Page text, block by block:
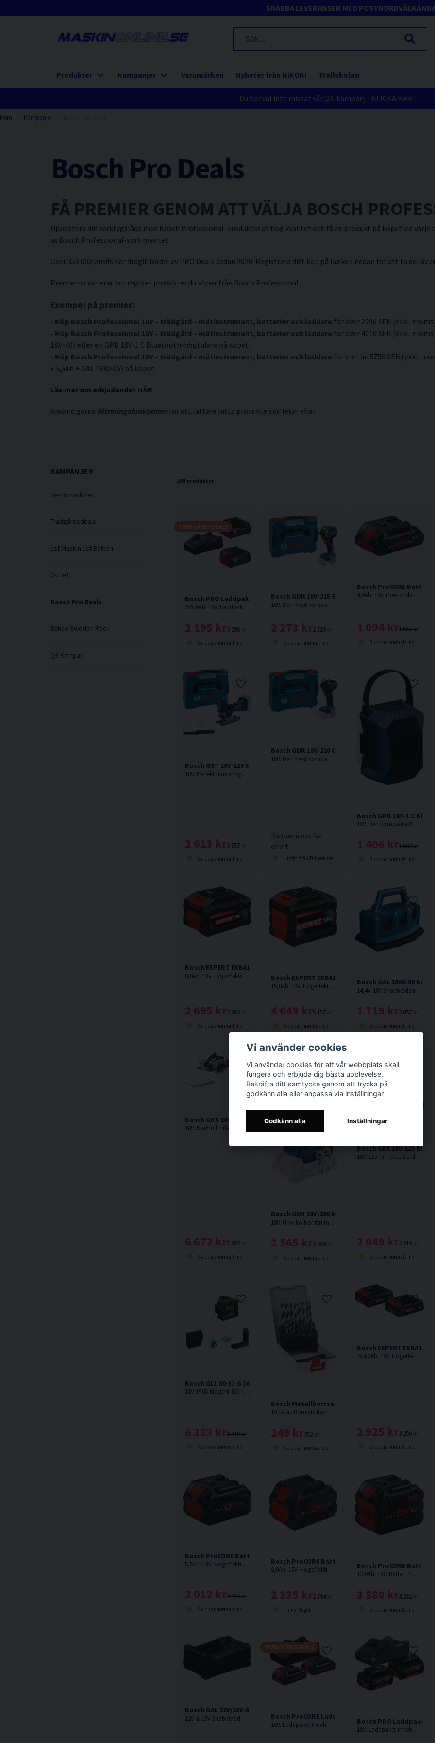
SNABBA LEVERANSER MED POSTNORD
Produkter Kampanjer Varumärken Nyheter från HiKOKI Trallskolan
Du har väl inte missat vår Q3-kampanj - KLICKA HÄR!
Hem Kampanjer
Bosch Pro Deals
FÅ PREMIER GENOM ATT VÄLJA BOSCH
Uppdatera din verktygslåda med Bosch Professional-produkter av hög kvalitet och få en produkt på köpet vid varje
av Bosch Professional-sortimentet.
Över 350 000 proffs har dragit fördel av PRO Deals sedan 2020. Registrera ditt köp på länken nedan för att ta del av
Premierna varierar hur mycket produkter du köper från Bosch Professional.
Exempel på premier:
- Köp Bosch Professional 18V – trädgård – mätinstrument, batterier och laddare för över 2290 SEK (exkl.
- Köp Bosch Professional 18V – trädgård – mätinstrument, batterier och laddare för över 4010 SEK (exkl.
18V-40) eller en GPB 18V-1 C Bluetooth-högtalare på köpet.
- Köp Bosch Professional 18V – trädgård – mätinstrument, batterier och laddare för mer än 5750 SEK (exkl.
x 5,5Ah + GAL 1880 CV) på köpet.
Läs mer om erbjudandet HÄR
Använd gärna filtreringsfunktionen för att lättare hitta produkten du letar efter.
KAMPANJER
Demomaskiner
Trädgårdsdeals
1st Maskin 1st Batteri
Outlet
Bosch Pro Deals
Bahco Sweden Rock
Q3 Kampanj
265 produkter
Bosch PRO Laddpaket (2x5,0Ah)
2x5,0Ah. 18V. Laddpaket från Bosch med 2st batterier och 1st laddare.
3 295 kr
2 195 kr
Skickas normalt inom 1-3 dagar
TRÄDGÅRDSDEALS
Bosch GDR 18V-215 Slagskruvdragare 18V L-BOXX
18V. Den mest kompakta 18 V-slagskruvdragaren från Bosch Professional. Levereras utan batteri och laddare.
2 719 kr
2 273 kr
Skickas normalt inom 1-3 dagar
Bosch ProCORE Batteri
4,0Ah. 18V. Prestanda hos ett standardbatteri i den mest kompakta storleken och lägsta vikten
1 557 kr
1 094 kr
Skickas normalt inom 1-3 dagar
Bosch GST 18V-125 S Sticksåg 18V L-BOXX
18V. Perfekt hantering vid de mest krävande sågningar i alla positioner. Levereras utan batteri & laddare.
3 957 kr
2 613 kr
Skickas normalt inom 1-3 dagar
Bosch GDR 18V-220 C Slagskruvdragare 18V L-BOXX
18V. Den mest kompakta 18 V-slagskruvdragaren från Bosch Professional. Levereras utan batteri och laddare.
Kontakta oss för
offert
Utgått från Tillverkare
Bosch GPB 18V-1 C
18V. Den kompakta Bluetooth®-högtalaren för arbetsplatsen med fantastiskt ljud för din arbetsdag från Bosch. Levereras utan batteri och laddare.
1 682 kr
1 406 kr
Skickas normalt inom 1-3 dagar
Bosch EXPERT EXBA18V-80 Batteri 18V (8,0Ah)
8,0Ah. 18V. Högeffektsbatteri från Bosch med upp till 2 400 W maximal effekt för krävande användningsområden.
2 982 kr
2 695 kr
Skickas normalt inom 1-3 dagar
Bosch EXPERT EXBA18V-150 Batteri 18V (15,0Ah)
15,0Ah. 18V. Högeffektsbatteri från Bosch med upp till 2 400 W maximal effekt för krävande användningsområden.
5 157 kr
4 649 kr
Skickas normalt inom 1-3 dagar
Bosch GAL 18V6-80
14,4V-18V Snabbladdare från Bosch med fack för laddning av 6st batterier. Batterier ingår ej.
2 057 kr
1 719 kr
Skickas normalt inom 1-3 dagar
Bosch GKS 18V-57-2 GX Cirkelsåg 165mm 18V Inkl Kapskena
7 982 kr
6 672 kr
Skickas normalt inom 1-3 dagar
Bosch GDX 18V-200 Mutter-/Slagskruvdragare 18V
18V. Unik kolborstfri maskin med 2-i-1 verktygshållare för högsta flexibilitet från Bosch. Levereras utan batteri och laddare.
3 069 kr
2 565 kr
Skickas normalt inom 1-3 dagar
Bosch GEX 18V-125
18V. 125mm excenterslip med låga vibrationer från Bosch. Levereras utan batteri och laddare.
2 319 kr
2 049 kr
Skickas normalt inom 1-3 dagar
Bosch GLL 80-33 G 360 Laser Grön
18V. IP65-klassad 360-laser med gröna laserlinjer från Bosch.
8 410 kr
6 383 kr
Skickas normalt inom 1-3 dagar
Bosch Metallborrsats PointTeQ ProBox 1-10mm 19
19 delar. Borrsats från Bosch med HSS-spiralborrar med PointTeQ-spetsar vilket möjliggör snabb borrning i metall.
352 kr
249 kr
Skickas normalt inom 1-3 dagar
Bosch EXPERT
2x4,0Ah. 18V. Högeffektsbatteri från Bosch med upp till 2 000 W maximal effekt för krävande användningsområden.
3 250 kr
2 925 kr
Skickas normalt inom 1-3 dagar
Bosch ProCORE Batteri 18V (5,5Ah)
5,5Ah. 18V. Högeffektivt batteri för upp till 2 000 W kabeleffekt.
2 407 kr
2 012 kr
Skickas normalt inom 1-3 dagar
Bosch ProCORE Batteri 18V (8,0Ah)
8,0Ah. 18V. Högeffektivt batteri för upp till 2 000 W kabeleffekt.
2 794 kr
2 335 kr
Finns i lager
Bosch ProCORE Batteri
12,0Ah. 18V. Batteri med maximal prestanda för upp till 2 000 W kabeldriven effekt och 12 Ah kapacitet för längre livslängd
4 282 kr
3 580 kr
Skickas normalt inom 1-3 dagar
Bosch GAL 12V/18V-80 Batteriladdare 12V-18V
12V & 18V Snabbladdare från Bosch. Bosch ProCORE Laddpaket 18V (2x4,0Ah)
18V. Laddpaket innehållande 2st 4,0Ah ProCORE batterier och laddare från Bosch
TRÄDGÅRDSDEALS
Bosch PRO Laddpaket
18V. Laddpaket innehållande 2st 4,0Ah batterier och snabbladdare från Bosch
Vi använder cookies
Vi använder cookies för att vår webbplats skall
fungera och erbjuda dig bästa upplevelse.
Bekräfta ditt samtycke genom att trycka på
godkänn alla eller anpassa via inställningar
Godkänn alla Inställningar